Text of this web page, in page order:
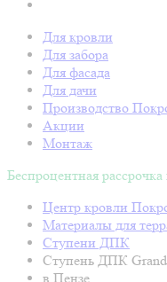
Для кровли
Для забора
Для фасада
Для дачи
Производство
Акции
Монтаж
Беспроцентная
Центр кровли
Материалы для
Ступени ДПК
Ступень ДПК
в Пензе